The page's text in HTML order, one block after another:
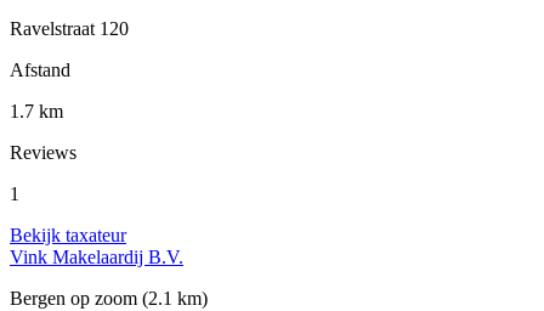
Ravelstraat 120
Afstand
1.7 km
Reviews
1
Bekijk taxateur
Vink Makelaardij B.V.
Bergen op zoom (2.1 km)